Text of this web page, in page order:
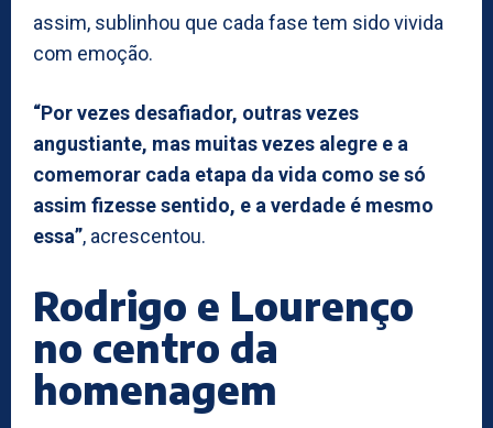
assim, sublinhou que cada fase tem sido vivida
com emoção.
“Por vezes desafiador, outras vezes
angustiante, mas muitas vezes alegre e a
comemorar cada etapa da vida como se só
assim fizesse sentido, e a verdade é mesmo
essa”, acrescentou.
Rodrigo e Lourenço
no centro da
homenagem